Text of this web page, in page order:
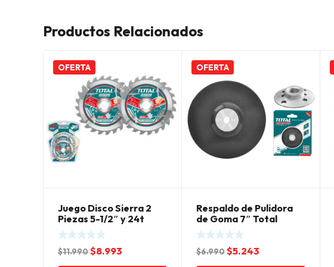
Productos Relacionados
OFERTA
Juego Disco Sierra 2
Piezas 5-1/2″ y 24t
Total
$11.990El
$8.993
OFERTA
Respaldo de Pulidora
de Goma 7″ Total
$6.990El
$5.243